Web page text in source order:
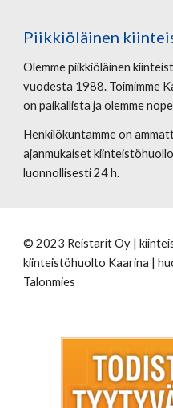
Piikkiöläinen
Olemme piikkiöläinen
vuodesta 1988. Toimimme
on paikallista ja olemme
Henkilökuntamme on
ajanmukaiset
luonnollisesti 24 h.
© 2023 Reistarit Oy |
kiinteistöhuolto Kaarina |
Talonmies